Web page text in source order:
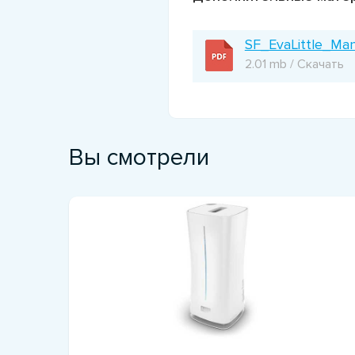
2.01 mb / Скачать
Вы смотрели